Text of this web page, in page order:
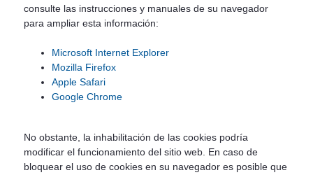
consulte las instrucciones y manuales de su navegador
para ampliar esta información:
Microsoft Internet Explorer
Mozilla Firefox
Apple Safari
Google Chrome
No obstante, la inhabilitación de las cookies podría
modificar el funcionamiento del sitio web. En caso de
bloquear el uso de cookies en su navegador es posible que